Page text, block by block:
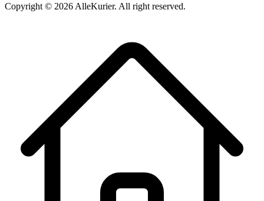
Copyright © 2026 AlleKurier. All right reserved.